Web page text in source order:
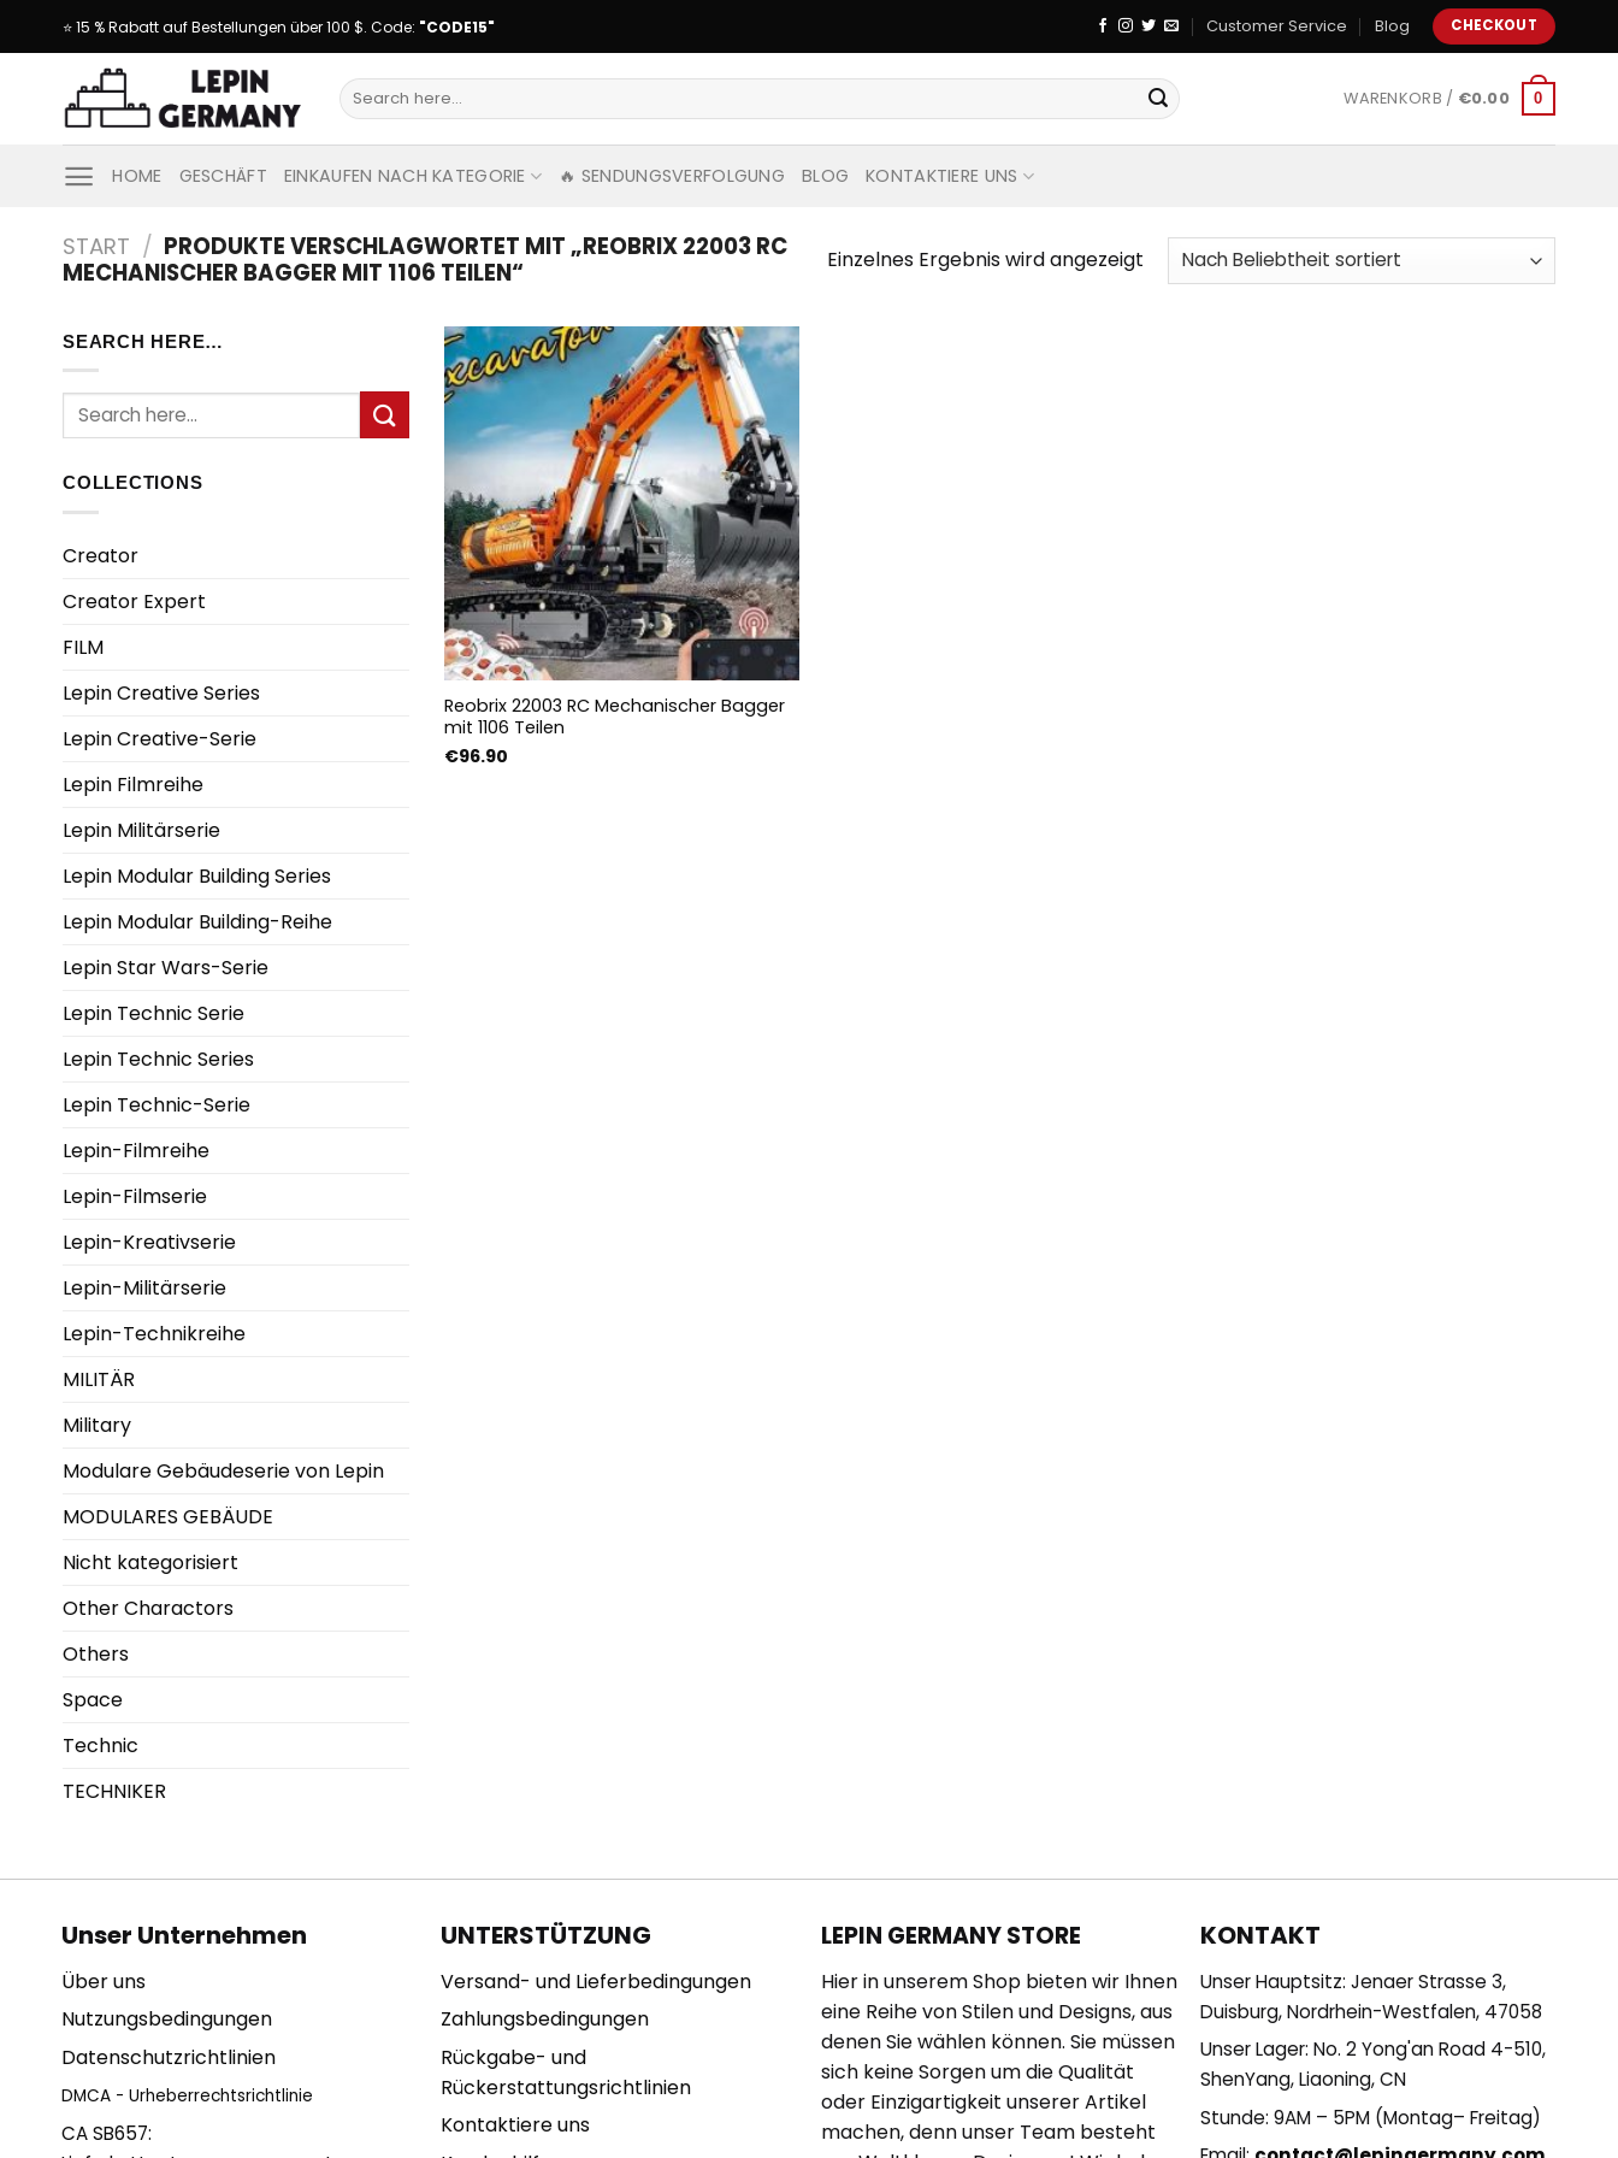
⭐ 15 % Rabatt auf Bestellungen über 100 $. Code: "CODE15" Customer Service Blog CHECKOUT
Suche
nach:
WARENKORB / €0.00 0
HOME GESCHÄFT EINKAUFEN NACH KATEGORIE 🔥 SENDUNGSVERFOLGUNG BLOG KONTAKTIERE UNS
START / PRODUKTE VERSCHLAGWORTET MIT „REOBRIX 22003 RC
MECHANISCHER BAGGER MIT 1106 TEILEN“
Einzelnes Ergebnis wird angezeigt
SEARCH HERE…
Suche
nach:
COLLECTIONS
Creator
Creator Expert
FILM
Lepin Creative Series
Lepin Creative-Serie
Lepin Filmreihe
Lepin Militärserie
Lepin Modular Building Series
Lepin Modular Building-Reihe
Lepin Star Wars-Serie
Lepin Technic Serie
Lepin Technic Series
Lepin Technic-Serie
Lepin-Filmreihe
Lepin-Filmserie
Lepin-Kreativserie
Lepin-Militärserie
Lepin-Technikreihe
MILITÄR
Military
Modulare Gebäudeserie von Lepin
MODULARES GEBÄUDE
Nicht kategorisiert
Other Charactors
Others
Space
Technic
TECHNIKER
Reobrix 22003 RC Mechanischer Bagger
mit 1106 Teilen
€96.90
Unser Unternehmen
Über uns
Nutzungsbedingungen
Datenschutzrichtlinien
DMCA - Urheberrechtsrichtlinie
CA SB657:
UNTERSTÜTZUNG
Versand- und Lieferbedingungen
Zahlungsbedingungen
Rückgabe- und
Rückerstattungsrichtlinien
Kontaktiere uns
LEPIN GERMANY STORE
Hier in unserem Shop bieten wir Ihnen
eine Reihe von Stilen und Designs, aus
denen Sie wählen können. Sie müssen
sich keine Sorgen um die Qualität
oder Einzigartigkeit unserer Artikel
machen, denn unser Team besteht
KONTAKT
Unser Hauptsitz: Jenaer Strasse 3,
Duisburg, Nordrhein-Westfalen, 47058
Unser Lager: No. 2 Yong'an Road 4-510,
ShenYang, Liaoning, CN
Stunde: 9AM – 5PM (Montag– Freitag)